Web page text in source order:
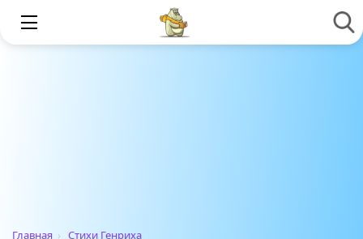
Главная › Стихи Генриха